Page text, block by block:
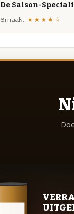
De Saison-
Smaak: ★★★★☆